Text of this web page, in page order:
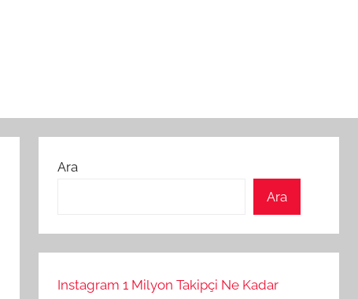
Ara
Ara
Instagram 1 Milyon Takipçi Ne Kadar